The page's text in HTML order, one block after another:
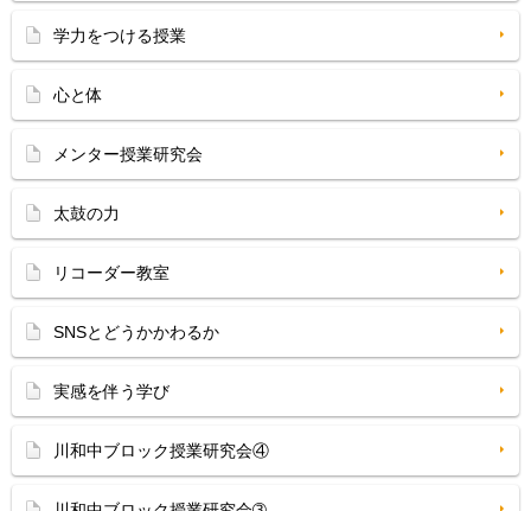
学力をつける授業
心と体
メンター授業研究会
太鼓の力
リコーダー教室
SNSとどうかかわるか
実感を伴う学び
川和中ブロック授業研究会④